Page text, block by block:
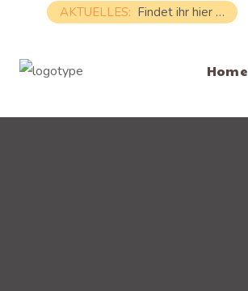
AKTUELLES: Findet ihr hier …
Home